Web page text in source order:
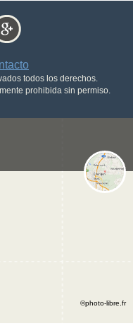
todos los derechos.
prohibida sin permiso.
©photo-libre.fr